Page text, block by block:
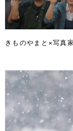
きものやまと×写